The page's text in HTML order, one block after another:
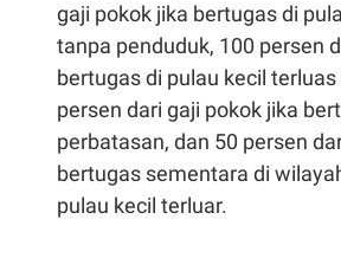
gaji pokok jika bertugas di
tanpa penduduk, 100 persen
bertugas di pulau kecil
persen dari gaji pokok jika
perbatasan, dan 50 persen
bertugas sementara di
pulau kecil terluar.